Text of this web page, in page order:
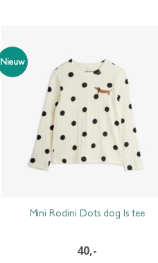
Nieuw
Mini Rodini Dots dog ls tee
40,-